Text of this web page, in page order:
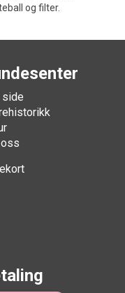
og filter.
side